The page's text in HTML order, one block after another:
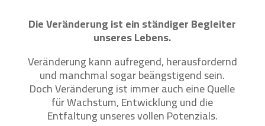
Die Veränderung ist ein ständiger Begleiter
unseres Lebens.
Veränderung kann aufregend, herausfordernd
und manchmal sogar beängstigend sein.
Doch Veränderung ist immer auch eine Quelle
für Wachstum, Entwicklung und die
Entfaltung unseres vollen Potenzials.